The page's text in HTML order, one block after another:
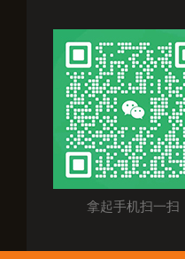
拿起手机扫一扫